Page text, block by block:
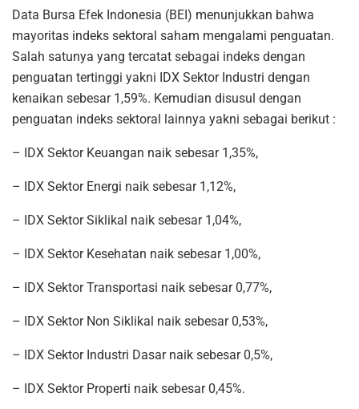
Data Bursa Efek Indonesia (BEI) menunjukkan bahwa
mayoritas indeks sektoral saham mengalami penguatan.
Salah satunya yang tercatat sebagai indeks dengan
penguatan tertinggi yakni IDX Sektor Industri dengan
kenaikan sebesar 1,59%. Kemudian disusul dengan
penguatan indeks sektoral lainnya yakni sebagai berikut :
– IDX Sektor Keuangan naik sebesar 1,35%,
– IDX Sektor Energi naik sebesar 1,12%,
– IDX Sektor Siklikal naik sebesar 1,04%,
– IDX Sektor Kesehatan naik sebesar 1,00%,
– IDX Sektor Transportasi naik sebesar 0,77%,
– IDX Sektor Non Siklikal naik sebesar 0,53%,
– IDX Sektor Industri Dasar naik sebesar 0,5%,
– IDX Sektor Properti naik sebesar 0,45%.